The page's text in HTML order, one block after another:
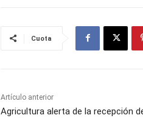
Cuota
Artículo anterior
Agricultura alerta de la recepción